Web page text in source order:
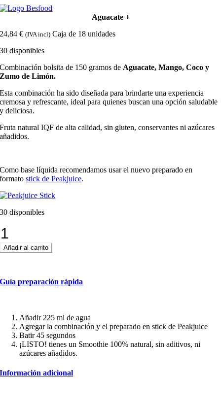
Skip
Aguacate +
24,84€ (IVA incl) Caja de 18 unidades
30 disponibles
Combinación bolsita de 150 gramos de Aguacate, Mango, Coco y
Zumo de Limón.
Esta combinación ha sido diseñada para brindarte una experiencia
cremosa y refrescante, ideal para quienes buscan una opción saludable
y deliciosa.
Fruta natural IQF de alta calidad, sin gluten, conservantes ni azúcares
añadidos.
Como base líquida recomendamos usar el nuevo preparado en
formatostick de Peakjuice.
30 disponibles
Añadir al carrito
Guía preparación rápida
Añadir 225 ml de agua
Agregar la combinación y el preparado en stick de Peakjuice
Batir 45 segundos
¡LISTO! tienes un Smoothie 100% natural, sin aditivos, ni
azúcares añadidos.
Información adicional